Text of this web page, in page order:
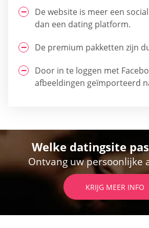
De website is meer een
dan een dating platform.
De premium pakketten zijn
Door in te loggen met
afbeeldingen geïmporteerd
Welke datingsite
Ontvang uw persoonlijke
KRIJG MEER INFO